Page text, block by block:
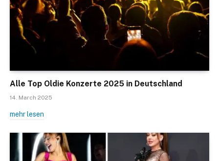
Alle Top Oldie Konzerte 2025 in Deutschland
14. March 2025
mehr lesen